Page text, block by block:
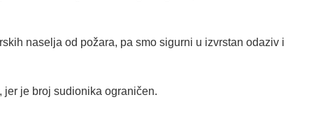
naselja od požara, pa smo sigurni u izvrstan odaziv i
, jer je broj sudionika ograničen.